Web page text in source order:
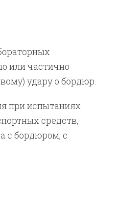
или частично
удару о бордюр.
при испытаниях
средств,
с бордюром, с